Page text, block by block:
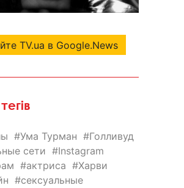
TV.ua в Google.News
Ума Турман
Голливуд
сети
Instagram
актриса
Харви
сексуальные